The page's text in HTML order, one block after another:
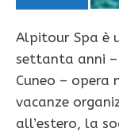
Alpitour Spa è
settanta anni
Cuneo – opera
vacanze
all’estero, la